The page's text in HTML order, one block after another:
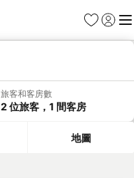
我的最愛
登入 選
旅客和客房數
2 位旅客，1 間客房
地圖